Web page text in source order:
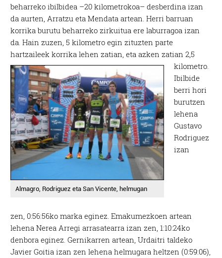
beharreko ibilbidea –20 kilometrokoa– desberdina izan
da aurten, Arratzu eta Mendata artean. Herri barruan
korrika burutu beharreko zirkuitua ere laburragoa izan
da. Hain zuzen, 5 kilometro egin zituzten parte
hartzaileek korrika lehen zatian, eta azken zatian 2,5
kilometro.
Almagro, Rodriguez eta San Vicente, helmugan
Ibilbide
berri hori
burutzen
lehena
Gustavo
Rodriguez
izan
zen, 0:56:56ko marka eginez. Emakumezkoen artean
lehena Nerea Arregi arrasatearra izan zen, 1:10:24ko
denbora eginez. Gernikarren artean, Urdaitri taldeko
Javier Goitia izan zen lehena helmugara heltzen (0:59:06),